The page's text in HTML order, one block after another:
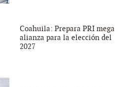
Coahuila: Prepara PRI mega
alianza para la elección del
2027